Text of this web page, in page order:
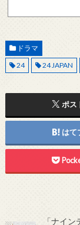
ドラマ
24
24 JAPAN
ポス
はて
「ナイ